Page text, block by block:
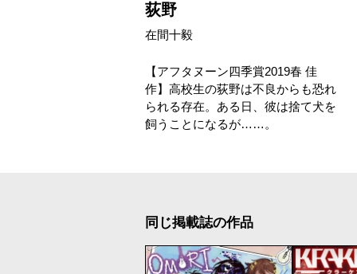
荻野
在間十毅
【アフタヌーン四季賞2019春 佳
作】高校生の荻野は不良からも恐れ
られる存在。ある日、彼は捨て犬を
飼うことになるが……。
同じ掲載誌の作品